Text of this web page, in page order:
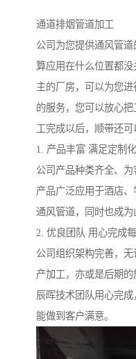
通道排烟管道加工
公司为您提供通风管
算应用在什么位置都
主的厂房，可以为您进
的服务，您可以放心
工完成以后，顺带还可
1. 产品丰富 满足定制
公司产品种类齐全、为
产品广泛应用于酒店
通风管道，同时也成为
2. 优良团队 用心完成
公司组织架构完善，
产加工，亦或是后期
辰晖技术团队用心完
能做到客户满意。